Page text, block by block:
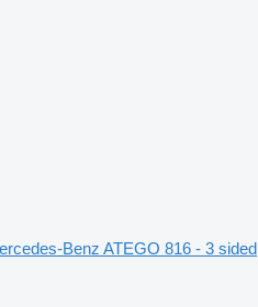
Benz ATEGO 816 - 3 sided